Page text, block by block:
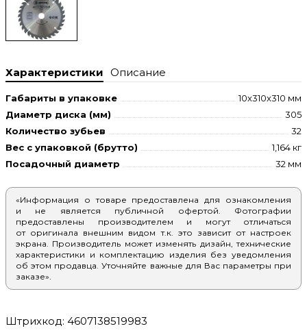
Штрихкод: 4607138519983
Характеристики Описание
Габариты в упаковке
10x310x310 мм
Диаметр диска (мм)
305
Количество зубьев
32
Вес с упаковкой (брутто)
1,164 кг
Посадочный диаметр
32 мм
«Информация о товаре предоставлена для ознакомления
и не является публичной офертой. Фотографии
предоставлены производителем и могут отличаться
от оригинала внешним видом т.к. это зависит от настроек
экрана. Производитель может изменять дизайн, технические
характеристики и комплектацию изделия без уведомления
об этом продавца. Уточняйте важные для Вас параметры при
заказе».